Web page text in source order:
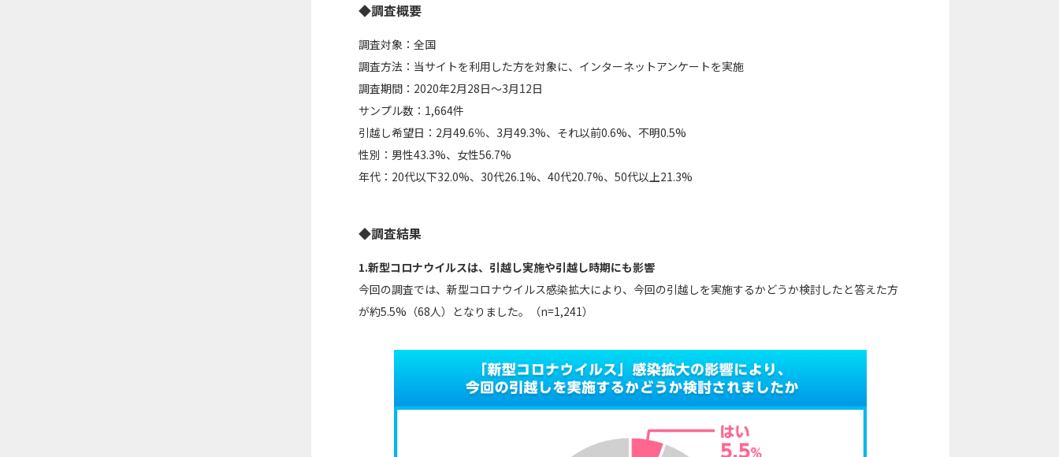
◆調査概要
調査対象：全国
調査方法：当サイトを利用した方を対象に、インターネットアンケートを実施
調査期間：2020年2月28日～3月12日
サンプル数：1,664件
引越し希望日：2月49.6％、3月49.3%、それ以前0.6%、不明0.5%
性別：男性43.3%、女性56.7%
年代：20代以下32.0%、30代26.1%、40代20.7%、50代以上21.3%
◆調査結果
1.新型コロナウイルスは、引越し実施や引越し時期にも影響
今回の調査では、新型コロナウイルス感染拡大により、今回の引越しを実施するかどうか検討したと答えた方
が約5.5%（68人）となりました。（n=1,241）